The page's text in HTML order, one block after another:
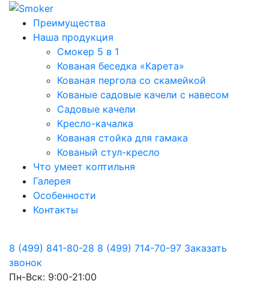
Преимущества
Наша продукция
Смокер 5 в 1
Кованая беседка «Карета»
Кованая пергола со скамейкой
Кованые садовые качели с навесом
Садовые качели
Кресло-качалка
Кованая стойка для гамака
Кованый стул-кресло
Что умеет коптильня
Галерея
Особенности
Контакты
8 (499) 841-80-28 8 (499) 714-70-97 Заказать
звонок
Пн-Вск: 9:00-21:00